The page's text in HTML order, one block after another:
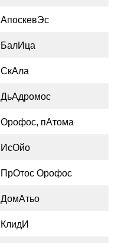
АпоскевЭс
БалИца
СкАла
ДьАдромос
Орофос, пАтома
ИсОйо
ПрОтос Орофос
ДомАтьо
КлидИ